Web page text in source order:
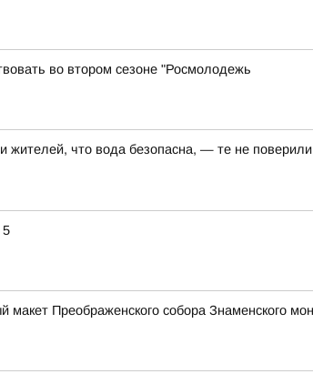
во втором сезоне "Росмолодежь
жителей, что вода безопасна, — те не
5
макет Преображенского собора Знаменского